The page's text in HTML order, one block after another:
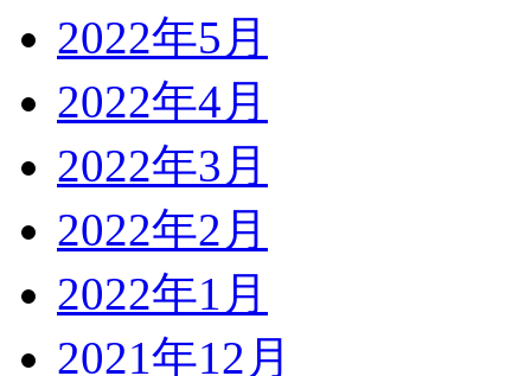
2022年5月
2022年4月
2022年3月
2022年2月
2022年1月
2021年12月